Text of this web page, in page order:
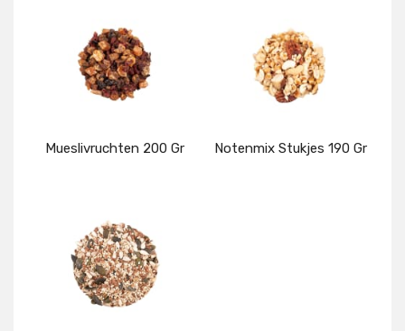
Details Details
Mueslivruchten 200 Gr
Details
Notenmix Stukjes 190 Gr